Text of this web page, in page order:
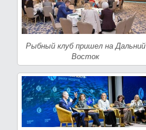
Рыбный клуб пришел на Дальний
Восток